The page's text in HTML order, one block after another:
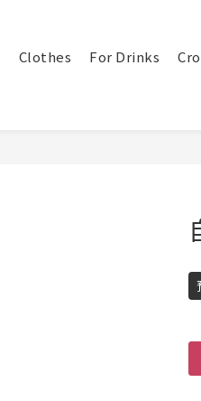
Clothes For Drinks